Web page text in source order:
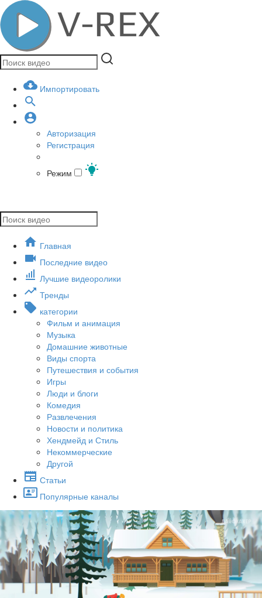
Импортировать
Авторизация
Регистрация
Режим
Главная
Последние видео
Лучшие видеоролики
Тренды
категории
Фильм и анимация
Музыка
Домашние животные
Виды спорта
Путешествия и события
Игры
Люди и блоги
Комедия
Развлечения
Новости и политика
Хендмейд и Стиль
Некоммерческие
Другой
Статьи
Популярные каналы